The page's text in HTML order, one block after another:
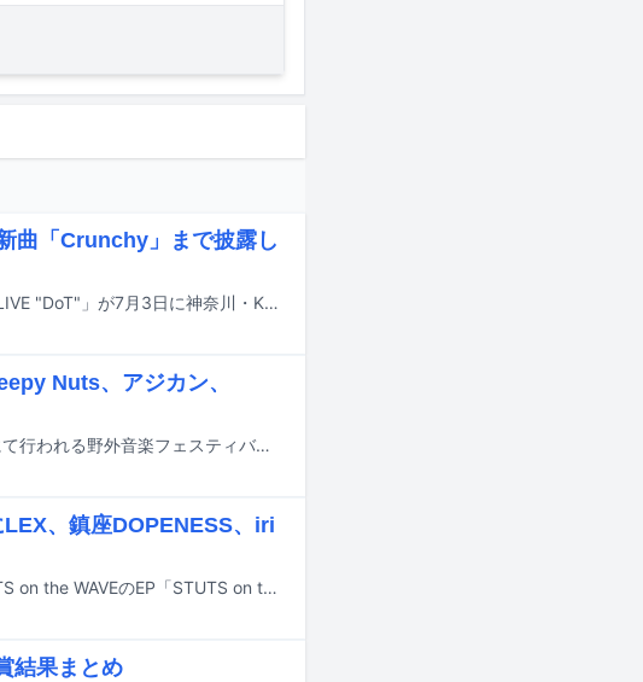
曲「Crunchy」まで披露し
iriのデビュー10周年を記念したZeppツアー「iri 10th Anniversary LIVE "DoT"」が7月3日に神奈川・KT Zepp Yokohamaでファイナルを迎えた。
Nuts、アジカン、
8月28日から30日までの3日間、山梨・山中湖交流プラザ きららにて行われる野外音楽フェスティバル「SPACE SHOWER SWEET LOVE SHOWER 2026」のタイムテーブルが発表された。
、鎮座DOPENESS、iri
STUTSとZOT on the WAVEによるプロデューサーユニット・STUTS on the WAVEのEP「STUTS on the WAVE」のアナログ盤が、8月10日に完全生産限定でリリースされる。
結果まとめ